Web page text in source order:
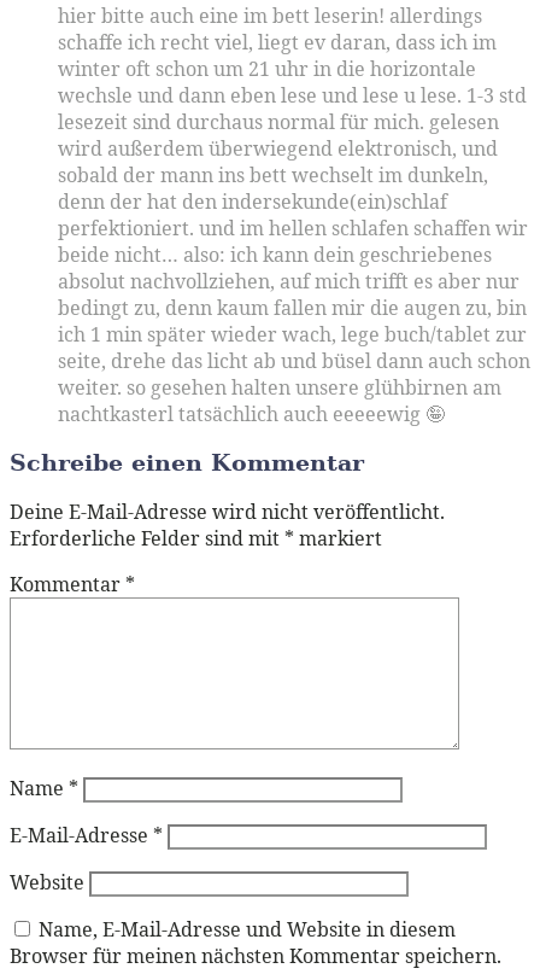
hier bitte auch eine im bett leserin! allerdings
schaffe ich recht viel, liegt ev daran, dass ich im
winter oft schon um 21 uhr in die horizontale
wechsle und dann eben lese und lese u lese. 1-3 std
lesezeit sind durchaus normal für mich. gelesen
wird außerdem überwiegend elektronisch, und
sobald der mann ins bett wechselt im dunkeln,
denn der hat den indersekunde(ein)schlaf
perfektioniert. und im hellen schlafen schaffen wir
beide nicht… also: ich kann dein geschriebenes
absolut nachvollziehen, auf mich trifft es aber nur
bedingt zu, denn kaum fallen mir die augen zu, bin
ich 1 min später wieder wach, lege buch/tablet zur
seite, drehe das licht ab und büsel dann auch schon
weiter. so gesehen halten unsere glühbirnen am
nachtkasterl tatsächlich auch eeeeewig 🤪
Schreibe einen Kommentar
Deine E-Mail-Adresse wird nicht veröffentlicht.
Erforderliche Felder sind mit * markiert
Kommentar *
Name *
E-Mail-Adresse *
Website
Name, E-Mail-Adresse und Website in diesem
Browser für meinen nächsten Kommentar speichern.